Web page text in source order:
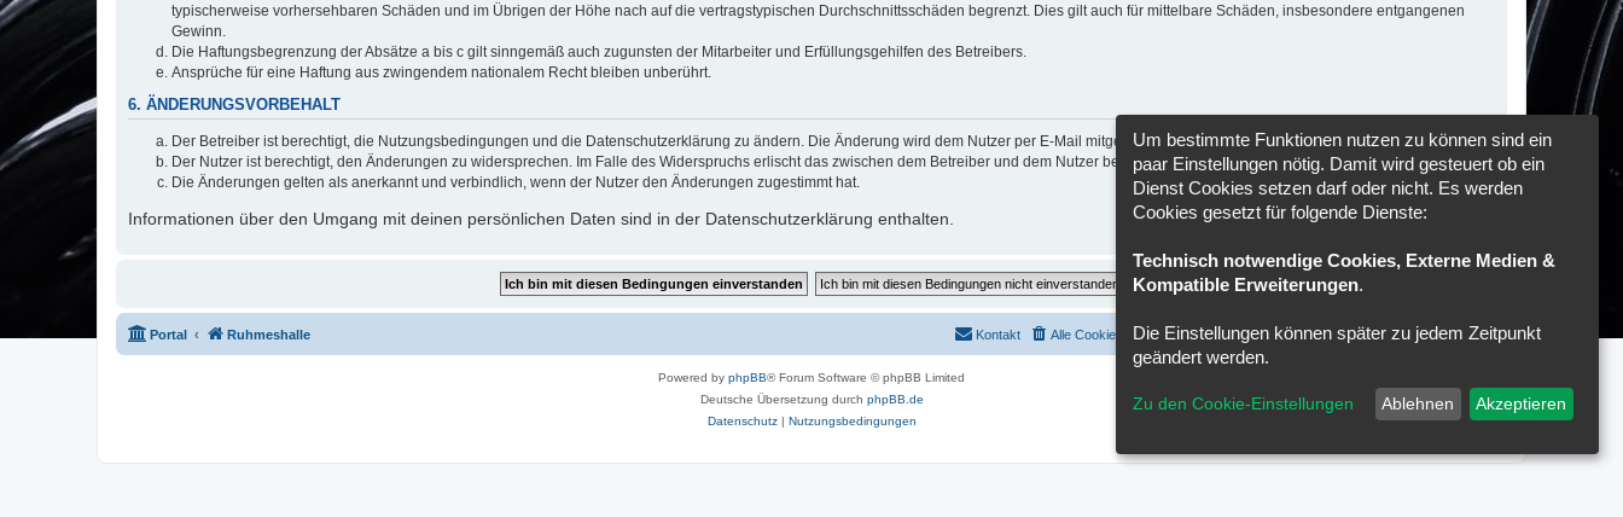
typischerweise vorhersehbaren Schäden und im Übrigen der Höhe nach auf die vertragstypischen Durchschnittsschäden begrenzt. Dies gilt auch für mittelbare Schäden, insbesondere entgangenen
Gewinn.
Die Haftungsbegrenzung der Absätze a bis c gilt sinngemäß auch zugunsten der Mitarbeiter und Erfüllungsgehilfen des Betreibers.
Ansprüche für eine Haftung aus zwingendem nationalem Recht bleiben unberührt.
6. ÄNDERUNGSVORBEHALT
Der Betreiber ist berechtigt, die Nutzungsbedingungen und die Datenschutzerklärung zu ändern. Die Änderung wird dem Nutzer per E-Mail mitgeteilt.
Der Nutzer ist berechtigt, den Änderungen zu widersprechen. Im Falle des Widerspruchs erlischt das zwischen dem Betreiber und dem Nutzer bestehende Vertragsverhältnis mit sofortiger Wirkung.
Die Änderungen gelten als anerkannt und verbindlich, wenn der Nutzer den Änderungen zugestimmt hat.
Informationen über den Umgang mit deinen persönlichen Daten sind in der Datenschutzerklärung enthalten.
Portal Ruhmeshalle Alle Zeiten sindUTC+02:00
Cookie-Einstellungen
Alle Cookies löschen
Kontakt
Powered by phpBB® Forum Software © phpBB Limited
Deutsche Übersetzung durch phpBB.de
Datenschutz| Nutzungsbedingungen
Um bestimmte Funktionen nutzen zu können sind ein
paar Einstellungen nötig. Damit wird gesteuert ob ein
Dienst Cookies setzen darf oder nicht. Es werden
Cookies gesetzt für folgende Dienste:
Technisch notwendige Cookies, Externe Medien &
Kompatible Erweiterungen.
Die Einstellungen können später zu jedem Zeitpunkt
geändert werden.
Zu den Cookie-Einstellungen Ablehnen Akzeptieren